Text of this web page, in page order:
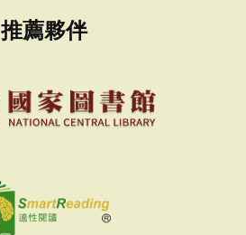
推薦夥伴